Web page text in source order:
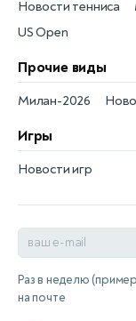
Новости тенниса
US Open
Прочие виды
Милан-2026
Игры
Новости игр
Раз в неделю
на почте